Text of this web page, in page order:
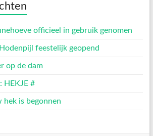
officieel in gebruik genomen
feestelijk geopend
op de dam
HEKJE #
hek is begonnen